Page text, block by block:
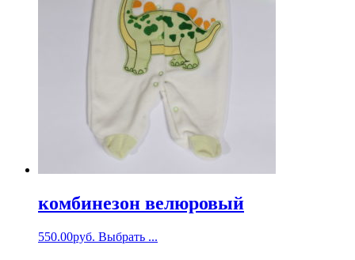
комбинезон велюровый
550.00руб. Выбрать ...